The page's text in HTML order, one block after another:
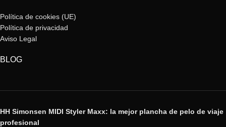
Política de cookies (UE)
Política de privacidad
Aviso Legal
BLOG
HH Simonsen MIDI Styler Maxx: la mejor plancha de pelo de viaje
profesional